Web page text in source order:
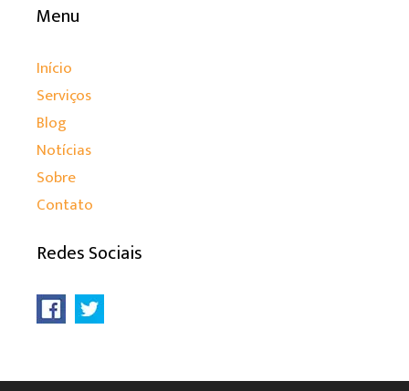
Menu
Início
Serviços
Blog
Notícias
Sobre
Contato
Redes Sociais